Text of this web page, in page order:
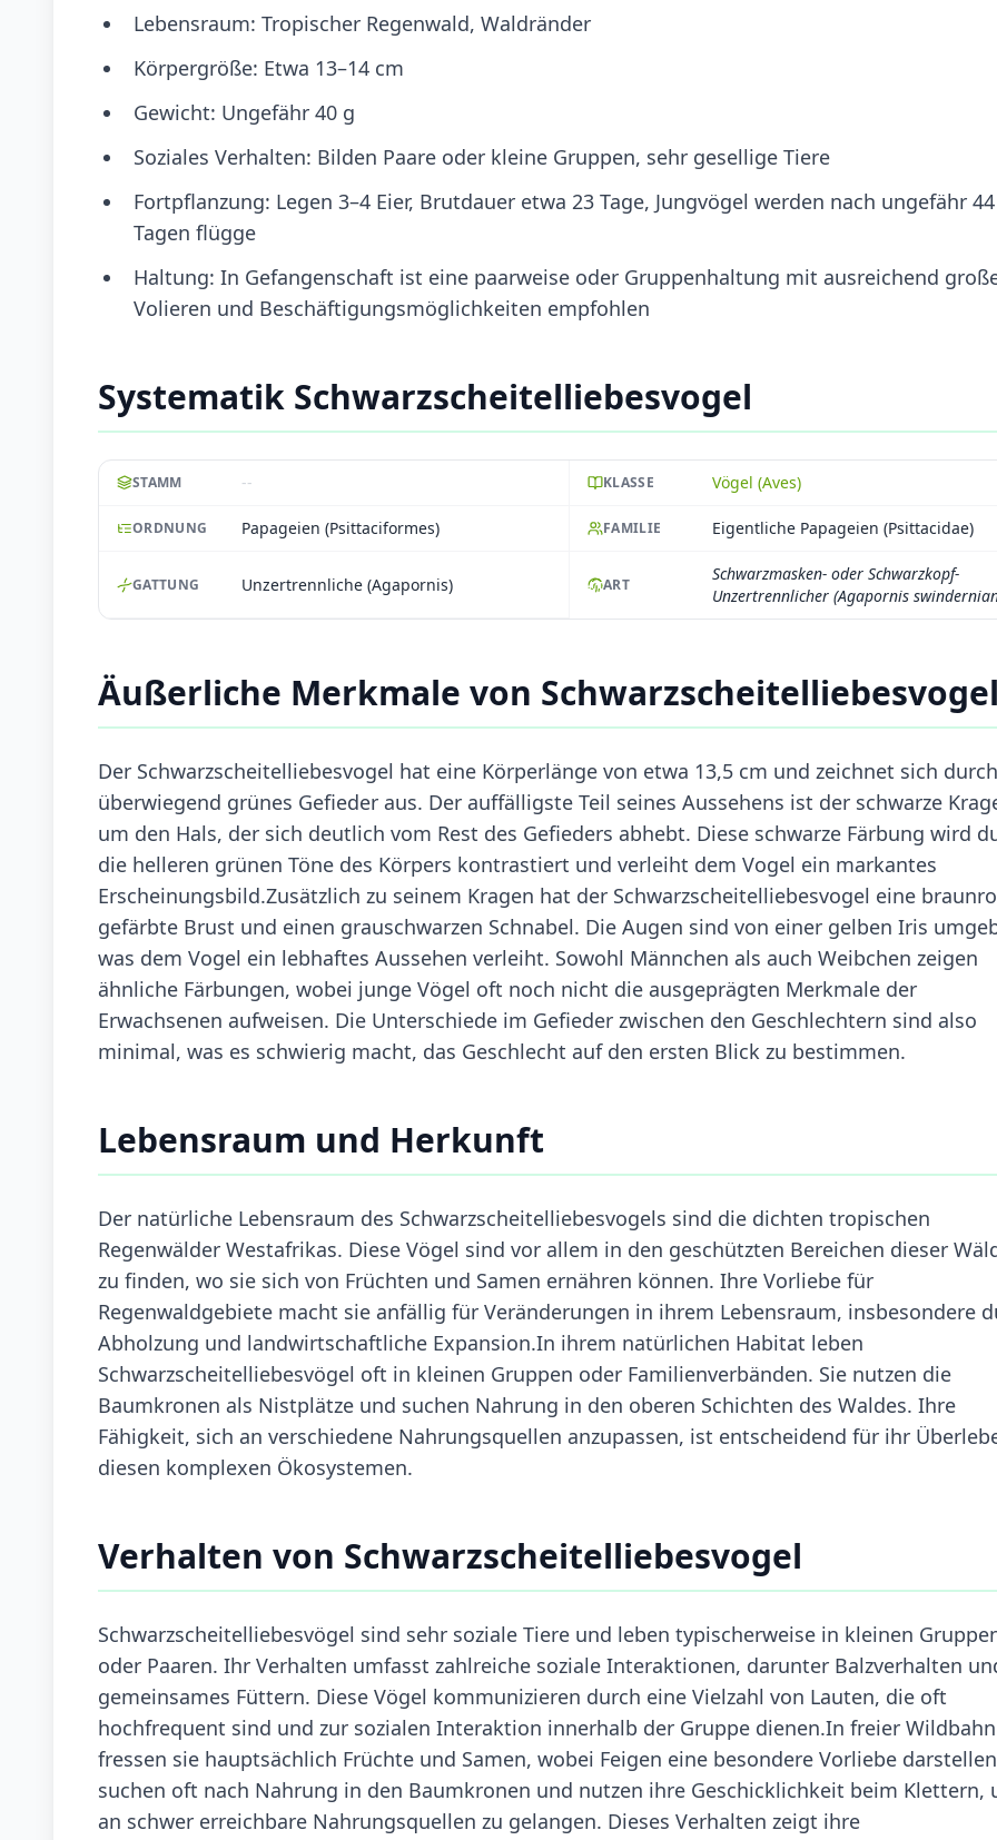
Lebensraum: Tropischer Regenwald, Waldränder
Körpergröße: Etwa 13–14 cm
Gewicht: Ungefähr 40 g
Soziales Verhalten: Bilden Paare oder kleine Gruppen, sehr gesellige Tiere
Fortpflanzung: Legen 3–4 Eier, Brutdauer etwa 23 Tage, Jungvögel werden nach ungefähr 44
Tagen flügge
Haltung: In Gefangenschaft ist eine paarweise oder Gruppenhaltung mit ausreichend
Volieren und Beschäftigungsmöglichkeiten empfohlen
Systematik Schwarzscheitelliebesvogel
STAMM -- KLASSE Vögel (Aves)
ORDNUNG Papageien (Psittaciformes) FAMILIE Eigentliche Papageien (Psittacidae)
GATTUNG Unzertrennliche (Agapornis) ART
Schwarzmasken- oder Schwarzkopf-
Unzertrennlicher (Agapornis
Äußerliche Merkmale von
Der Schwarzscheitelliebesvogel hat eine Körperlänge von etwa 13,5 cm und zeichnet sich
überwiegend grünes Gefieder aus. Der auffälligste Teil seines Aussehens ist der schwarze
um den Hals, der sich deutlich vom Rest des Gefieders abhebt. Diese schwarze Färbung wird
die helleren grünen Töne des Körpers kontrastiert und verleiht dem Vogel ein markantes
Erscheinungsbild.Zusätzlich zu seinem Kragen hat der Schwarzscheitelliebesvogel eine
gefärbte Brust und einen grauschwarzen Schnabel. Die Augen sind von einer gelben Iris
was dem Vogel ein lebhaftes Aussehen verleiht. Sowohl Männchen als auch Weibchen zeigen
ähnliche Färbungen, wobei junge Vögel oft noch nicht die ausgeprägten Merkmale der
Erwachsenen aufweisen. Die Unterschiede im Gefieder zwischen den Geschlechtern sind also
minimal, was es schwierig macht, das Geschlecht auf den ersten Blick zu bestimmen.
Lebensraum und Herkunft
Der natürliche Lebensraum des Schwarzscheitelliebesvogels sind die dichten tropischen
Regenwälder Westafrikas. Diese Vögel sind vor allem in den geschützten Bereichen dieser
zu finden, wo sie sich von Früchten und Samen ernähren können. Ihre Vorliebe für
Regenwaldgebiete macht sie anfällig für Veränderungen in ihrem Lebensraum, insbesondere
Abholzung und landwirtschaftliche Expansion.In ihrem natürlichen Habitat leben
Schwarzscheitelliebesvögel oft in kleinen Gruppen oder Familienverbänden. Sie nutzen die
Baumkronen als Nistplätze und suchen Nahrung in den oberen Schichten des Waldes. Ihre
Fähigkeit, sich an verschiedene Nahrungsquellen anzupassen, ist entscheidend für ihr
diesen komplexen Ökosystemen.
Verhalten von Schwarzscheitelliebesvogel
Schwarzscheitelliebesvögel sind sehr soziale Tiere und leben typischerweise in kleinen
oder Paaren. Ihr Verhalten umfasst zahlreiche soziale Interaktionen, darunter Balzverhalten
gemeinsames Füttern. Diese Vögel kommunizieren durch eine Vielzahl von Lauten, die oft
hochfrequent sind und zur sozialen Interaktion innerhalb der Gruppe dienen.In freier Wildbahn
fressen sie hauptsächlich Früchte und Samen, wobei Feigen eine besondere Vorliebe
suchen oft nach Nahrung in den Baumkronen und nutzen ihre Geschicklichkeit beim Klettern,
an schwer erreichbare Nahrungsquellen zu gelangen. Dieses Verhalten zeigt ihre